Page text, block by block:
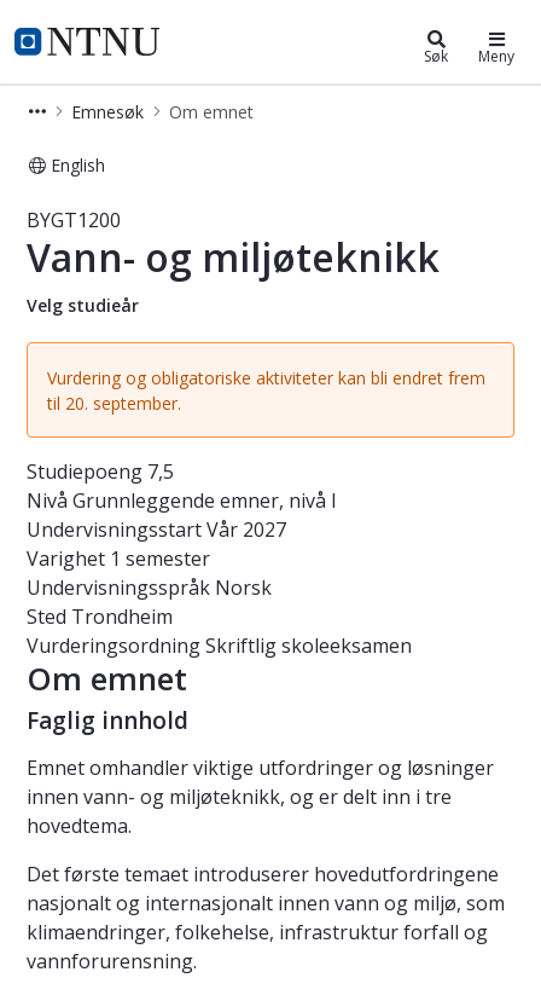
NTNU Hjemmeside
Studier Søk Meny
Emnesøk Om emnet
English
Emne - Vann- og miljøteknikk -
BYGT1200
Vann- og miljøteknikk
Velg studieår
Vurdering og obligatoriske aktiviteter kan bli endret frem
til 20. september.
Studiepoeng 7,5
Nivå Grunnleggende emner, nivå I
UndervisningsstartVår 2027
Varighet 1 semester
Undervisningsspråk Norsk
Sted Trondheim
VurderingsordningSkriftlig skoleeksamen
Om emnet
Faglig innhold
Emnet omhandler viktige utfordringer og løsninger
innen vann- og miljøteknikk, og er delt inn i tre
hovedtema.
Det første temaet introduserer hovedutfordringene
nasjonalt og internasjonalt innen vann og miljø, som
klimaendringer, folkehelse, infrastruktur forfall og
vannforurensning.